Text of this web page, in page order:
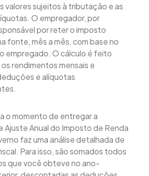
valores sujeitos à tributação e as
O empregador, por
por reter o imposto
fonte, mês a mês, com base no
empregado. O cálculo é feito
rendimentos mensais e
e alíquotas
o momento de entregar a
Ajuste Anual do Imposto de Renda
faz uma análise detalhada de
Para isso, são somados todos
que você obteve no ano-